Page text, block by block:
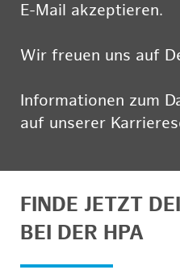
E-Mail akzeptieren.
Wir freuen uns auf
Informationen zum
auf unserer
FINDE JETZT
BEI DER HPA